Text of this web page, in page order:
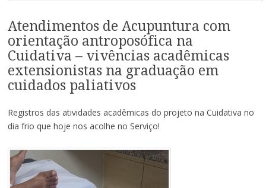
Atendimentos de Acupuntura com
orientação antroposófica na
Cuidativa – vivências acadêmicas
extensionistas na graduação em
cuidados paliativos
Registros das atividades acadêmicas do projeto na Cuidativa no
dia frio que hoje nos acolhe no Serviço!